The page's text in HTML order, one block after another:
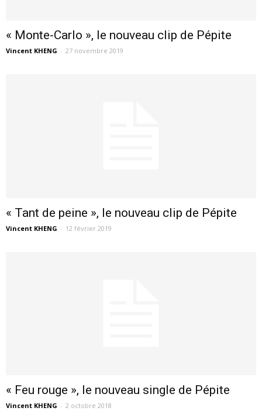
« Monte-Carlo », le nouveau clip de Pépite
Vincent KHENG - 27 novembre 2019
« Tant de peine », le nouveau clip de Pépite
Vincent KHENG - 12 février 2019
« Feu rouge », le nouveau single de Pépite
Vincent KHENG - 2 octobre 2018